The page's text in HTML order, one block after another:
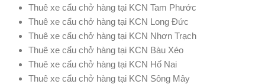
Thuê xe cẩu chở hàng tại KCN Tam Phước
Thuê xe cẩu chở hàng tại KCN Long Đức
Thuê xe cẩu chở hàng tại KCN Nhơn Trạch
Thuê xe cẩu chở hàng tại KCN Bàu Xéo
Thuê xe cẩu chở hàng tại KCN Hố Nai
Thuê xe cẩu chở hàng tại KCN Sông Mây